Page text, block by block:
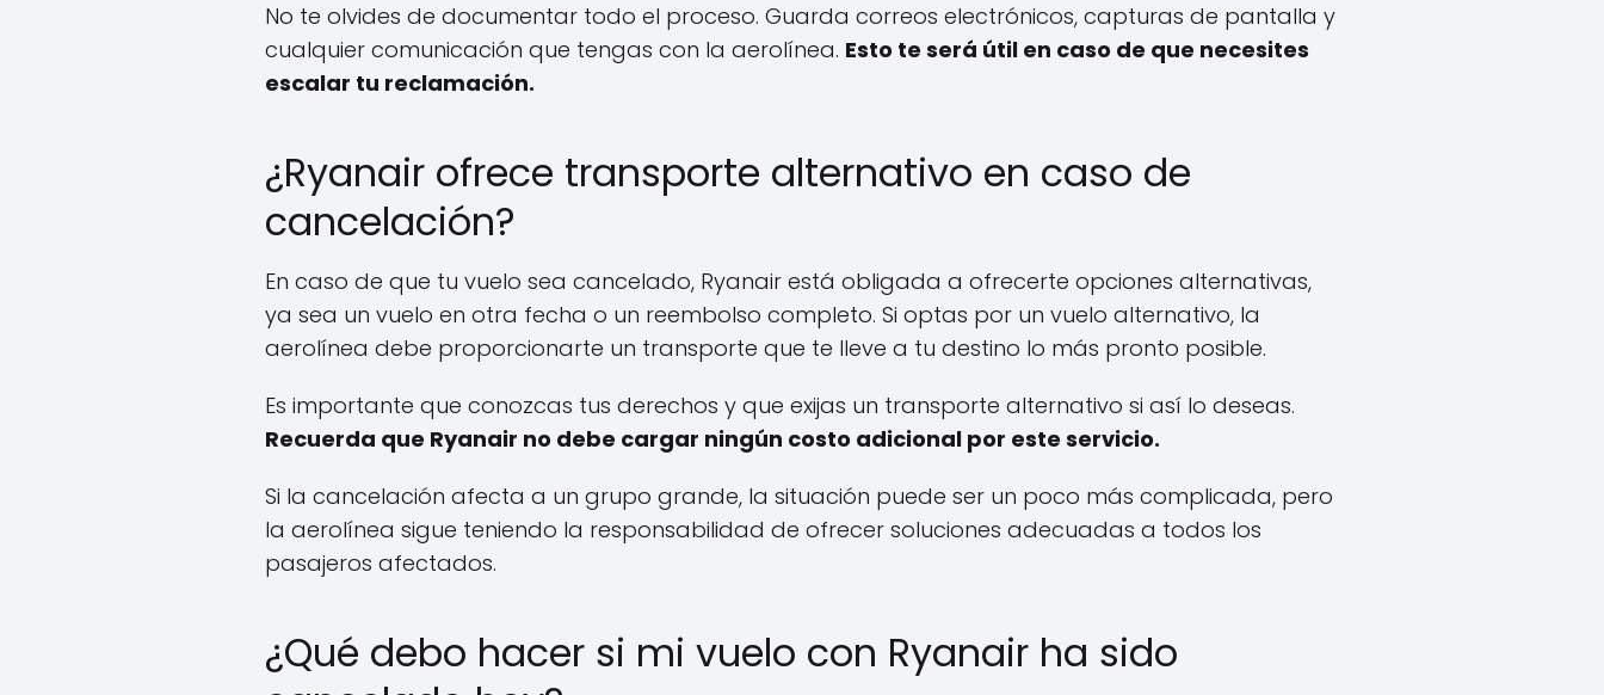
No te olvides de documentar todo el proceso. Guarda correos electrónicos, capturas de pantalla y
cualquier comunicación que tengas con la aerolínea. Esto te será útil en caso de que necesites
escalar tu reclamación.
¿Ryanair ofrece transporte alternativo en caso de
cancelación?
En caso de que tu vuelo sea cancelado, Ryanair está obligada a ofrecerte opciones alternativas,
ya sea un vuelo en otra fecha o un reembolso completo. Si optas por un vuelo alternativo, la
aerolínea debe proporcionarte un transporte que te lleve a tu destino lo más pronto posible.
Es importante que conozcas tus derechos y que exijas un transporte alternativo si así lo deseas.
Recuerda que Ryanair no debe cargar ningún costo adicional por este servicio.
Si la cancelación afecta a un grupo grande, la situación puede ser un poco más complicada, pero
la aerolínea sigue teniendo la responsabilidad de ofrecer soluciones adecuadas a todos los
pasajeros afectados.
¿Qué debo hacer si mi vuelo con Ryanair ha sido